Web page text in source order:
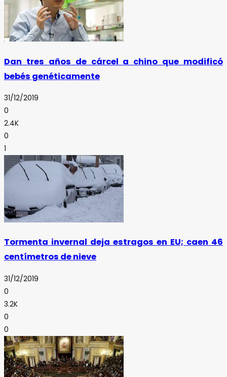
Dan tres años de cárcel a chino que modificó
bebés genéticamente
31/12/2019
0
2.4K
0
1
Tormenta invernal deja estragos en EU; caen 46
centímetros de nieve
31/12/2019
0
3.2K
0
0